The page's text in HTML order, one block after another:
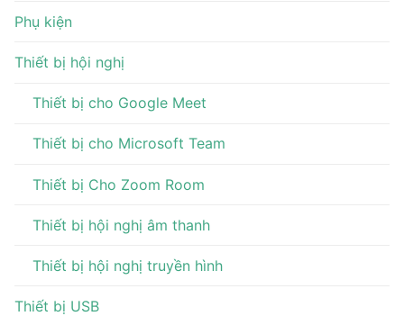
Phụ kiện
Thiết bị hội nghị
Thiết bị cho Google Meet
Thiết bị cho Microsoft Team
Thiết bị Cho Zoom Room
Thiết bị hội nghị âm thanh
Thiết bị hội nghị truyền hình
Thiết bị USB